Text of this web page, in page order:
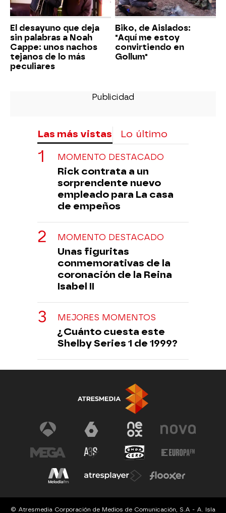
El desayuno que deja
sin palabras a Noah
Cappe: unos nachos
tejanos de lo más
peculiares
Biko, de Aislados:
"Aquí me estoy
convirtiendo en
Gollum"
Las más vistas Lo último
MOMENTO DESTACADO
Rick contrata a un
sorprendente nuevo
empleado para La casa
de empeños
MOMENTO DESTACADO
Unas figuritas
conmemorativas de la
coronación de la Reina
Isabel II
MEJORES MOMENTOS
¿Cuánto cuesta este
Shelby Series 1 de 1999?
© Atresmedia Corporación de Medios de Comunicación, S.A - A. Isla